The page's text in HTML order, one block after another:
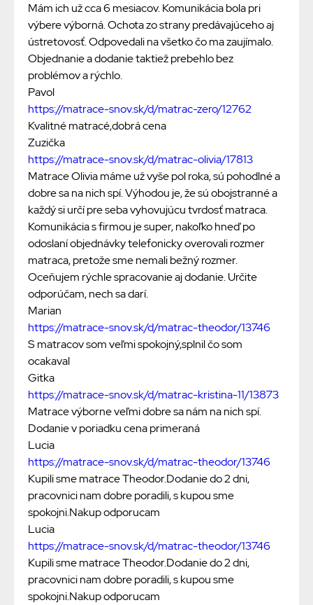
Mám ich už cca 6 mesiacov. Komunikácia bola pri
výbere výborná. Ochota zo strany predávajúceho aj
ústretovosť. Odpovedali na všetko čo ma zaujímalo.
Objednanie a dodanie taktiež prebehlo bez
problémov a rýchlo.
Pavol
https://matrace-snov.sk/d/matrac-zero/12762
Kvalitné matracé,dobrá cena
Zuzička
https://matrace-snov.sk/d/matrac-olivia/17813
Matrace Olivia máme už vyše pol roka, sú pohodlné a
dobre sa na nich spí. Výhodou je, že sú obojstranné a
každý si určí pre seba vyhovujúcu tvrdosť matraca.
Komunikácia s firmou je super, nakoľko hneď po
odoslaní objednávky telefonicky overovali rozmer
matraca, pretože sme nemali bežný rozmer.
Oceňujem rýchle spracovanie aj dodanie. Určite
odporúčam, nech sa darí.
Marian
https://matrace-snov.sk/d/matrac-theodor/13746
S matracov som veľmi spokojný,splnil čo som
ocakaval
Gitka
https://matrace-snov.sk/d/matrac-kristina-11/13873
Matrace výborne veľmi dobre sa nám na nich spí.
Dodanie v poriadku cena primeraná
Lucia
https://matrace-snov.sk/d/matrac-theodor/13746
Kupili sme matrace Theodor.Dodanie do 2 dni,
pracovnici nam dobre poradili, s kupou sme
spokojni.Nakup odporucam
Lucia
https://matrace-snov.sk/d/matrac-theodor/13746
Kupili sme matrace Theodor.Dodanie do 2 dni,
pracovnici nam dobre poradili, s kupou sme
spokojni.Nakup odporucam